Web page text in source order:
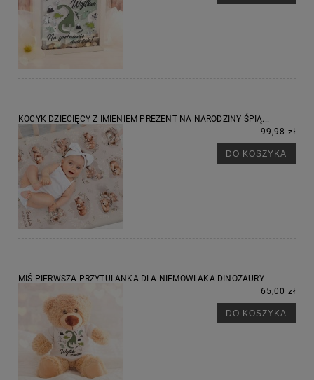
KOCYK DZIECIĘCY Z IMIENIEM PREZENT NA NARODZINY ŚPIĄ...
99,98 zł
DO KOSZYKA
MIŚ PIERWSZA PRZYTULANKA DLA NIEMOWLAKA DINOZAURY
65,00 zł
DO KOSZYKA